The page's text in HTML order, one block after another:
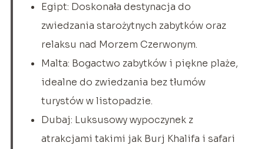
Egipt: Doskonała destynacja do
zwiedzania starożytnych zabytków oraz
relaksu nad Morzem Czerwonym.
Malta: Bogactwo zabytków i piękne plaże,
idealne do zwiedzania bez tłumów
turystów w listopadzie.
Dubaj: Luksusowy wypoczynek z
atrakcjami takimi jak Burj Khalifa i safari